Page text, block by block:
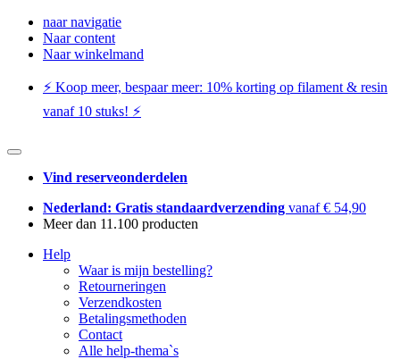
naar navigatie
Naar content
Naar winkelmand
⚡️ Koop meer, bespaar meer: ​​10% korting op filament & resin
vanaf 10 stuks! ⚡️
Vind reserveonderdelen
Nederland: Gratis standaardverzending vanaf € 54,90
Meer dan 11.100 producten
Help
Waar is mijn bestelling?
Retourneringen
Verzendkosten
Betalingsmethoden
Contact
Alle help-thema`s